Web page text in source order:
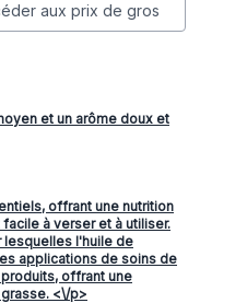
aux prix de gros
et un arôme doux et
offrant une nutrition
à verser et à utiliser.
lesquelles l'huile de
applications de soins de
offrant une
<\/p>